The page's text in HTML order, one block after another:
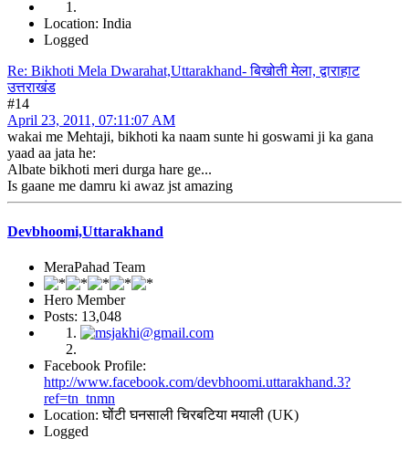
Location: India
Logged
Re: Bikhoti Mela Dwarahat,Uttarakhand- बिखोती मेला, द्वाराहाट
उत्तराखंड
#14
April 23, 2011, 07:11:07 AM
wakai me Mehtaji, bikhoti ka naam sunte hi goswami ji ka gana
yaad aa jata he:
Albate bikhoti meri durga hare ge...
Is gaane me damru ki awaz jst amazing
Devbhoomi,Uttarakhand
MeraPahad Team
Hero Member
Posts: 13,048
Facebook Profile:
http://www.facebook.com/devbhoomi.uttarakhand.3?
ref=tn_tnmn
Location: घोंटी घनसाली चिरबटिया मयाली (UK)
Logged